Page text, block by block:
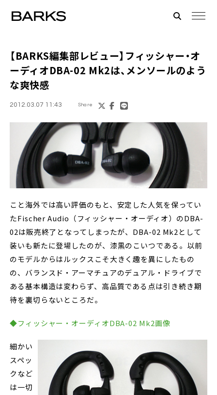
【BARKS編集部レビュー】 フィッシャー・オ
ーディオDBA-02 Mk2は、メンソールのよう
な爽快感
2012.03.07 11:43 Share
こと海外では高い評価のもと、安定した人気を保ってい
たFischer Audio（フィッシャー・オーディオ）のDBA-
02は販売終了となってしまったが、DBA-02 Mk2として
装いも新たに登場したのが、漆黒のこいつである。以前
のモデルからはルックスこそ大きく趣を異にしたもの
の、バランスド・アーマチュアのデュアル・ドライブで
ある基本構造は変わらず、高品質である点は引き続き期
待を裏切らないところだ。
◆フィッシャー・オーディオDBA-02 Mk2画像
細かい
スペッ
クなど
は一切